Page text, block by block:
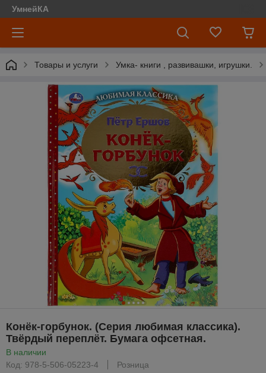
УмнейКА
Товары и услуги Умка- книги , развивашки, игрушки.
Конёк-горбунок. (Серия любимая классика).
Твёрдый переплёт. Бумага офсетная.
В наличии
Код: 978-5-506-05223-4
Розница